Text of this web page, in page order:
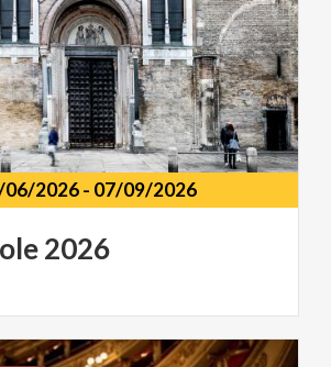
06/2026- 07/09/2026
2026